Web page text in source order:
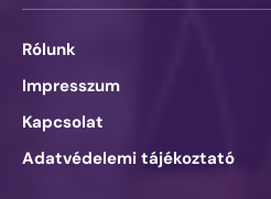
Rólunk
Impresszum
Kapcsolat
Adatvédelemi tájékoztató